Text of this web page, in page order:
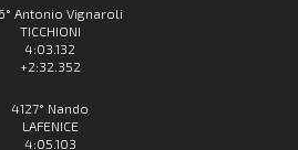
Antonio Vignaroli
TICCHIONI
4:03.132
+2:32.352
4127° Nando
LAFENICE
4:05.103